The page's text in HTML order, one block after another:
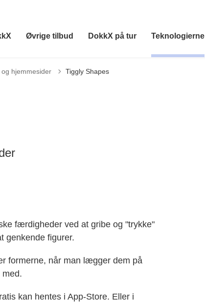
Øvrige tilbud DokkX på tur Teknologierne
hjemmesider Tiggly Shapes
færdigheder ved at gribe og "trykke"
genkende figurer.
formerne, når man lægger dem på
kan hentes i App-Store. Eller i